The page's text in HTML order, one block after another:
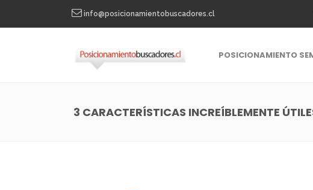
info@posicionamientobuscadores.cl
POSICIONAMIENTO
3 CARACTERÍSTICAS INCREÍBLEMENTE